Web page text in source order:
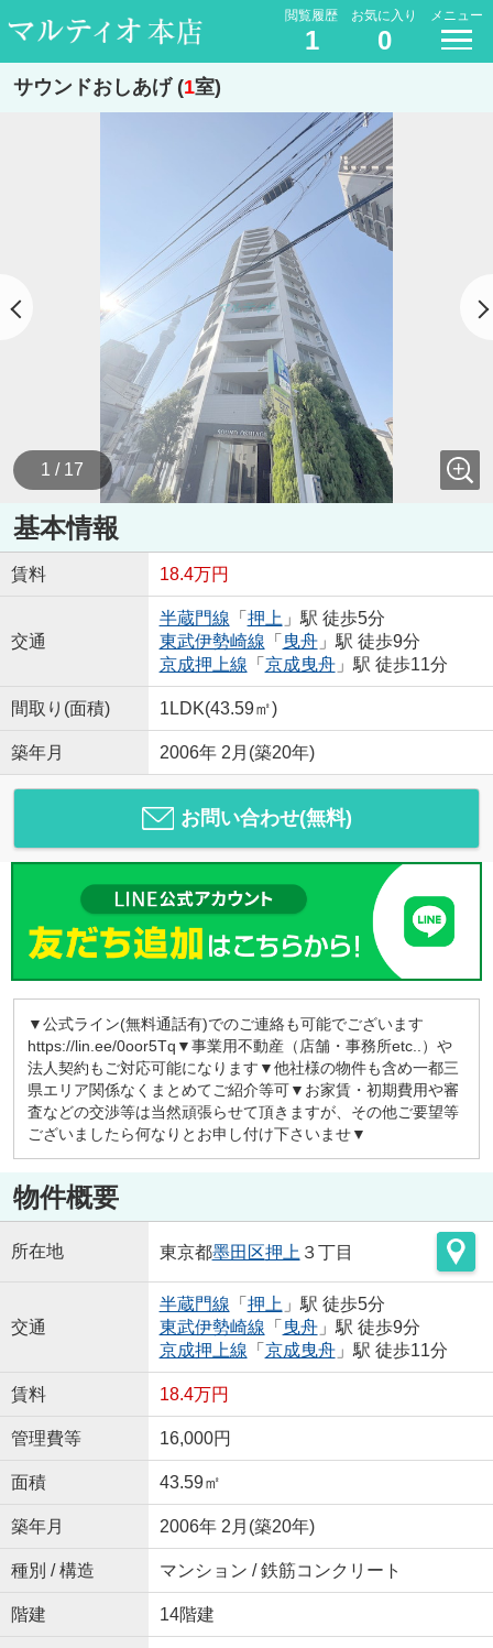
閲覧履歴
1
お気に入り
0
メニュー
サウンドおしあげ (1室)
1 / 17
基本情報
賃料 18.4万円
交通
半蔵門線 「 押上 」駅 徒歩5分
東武伊勢崎線 「 曳舟」駅 徒歩9分
京成押上線 「 京成曳舟」駅 徒歩11分
間取り(面積) 1LDK(43.59㎡)
築年月 2006年 2月(築20年)
お問い合わせ(無料)
▼公式ライン(無料通話有)でのご連絡も可能でございます
https://lin.ee/0oor5Tq▼事業用不動産（店舗・事務所etc..）や
法人契約もご対応可能になります▼他社様の物件も含め一都三
県エリア関係なくまとめてご紹介等可▼お家賃・初期費用や審
査などの交渉等は当然頑張らせて頂きますが、その他ご要望等
ございましたら何なりとお申し付け下さいませ▼
物件概要
所在地 東京都墨田区押上 ３丁目
交通
半蔵門線 「 押上」駅 徒歩5分
東武伊勢崎線 「 曳舟」駅 徒歩9分
京成押上線 「 京成曳舟」駅 徒歩11分
賃料 18.4万円
管理費等 16,000円
面積 43.59㎡
築年月 2006年 2月(築20年)
種別 / 構造 マンション / 鉄筋コンクリート
階建 14階建